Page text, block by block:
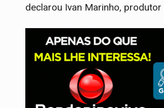
declarou Ivan Marinho, produtor